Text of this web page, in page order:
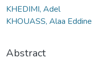
KHEDIMI, Adel
KHOUASS, Alaa Eddine
Abstract